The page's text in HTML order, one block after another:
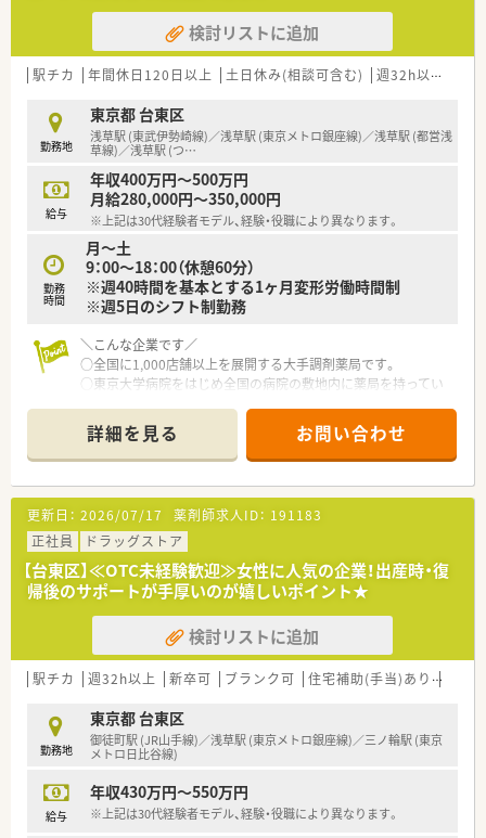
検討リストに追加
駅チカ 年間休日120日以上 土日休み(相談可含む) 週32h以上
勤務地
東京都 台東区
浅草駅 (東武伊勢崎線)／浅草駅 (東京メトロ銀座線)／浅草駅 (都営浅
草線)／浅草駅 (つ…
給与
年収400万円～500万円
月給280,000円～350,000円
※上記は30代経験者モデル、経験・役職により異なります。
勤務
時間
月～土
9：00～18：00（休憩60分）
※週40時間を基本とする1ヶ月変形労働時間制
※週5日のシフト制勤務
＼こんな企業です／
○全国に1,000店舗以上を展開する大手調剤薬局です。
○東京大学病院をはじめ全国の病院の敷地内に薬局を持ってい
病診薬連携を強化することで、地域にお住いの患者様に高度な医
療の提供を実現しています。
○全店「同一の機械・システム」を採用しており、且つ処方箋の応
需内容が多岐にわたる（敷地内・病院門前・医療モール・CL門前）
ので、スキルUPしたい方にはお勧めもです。
○長期就業＆自己研讃を続ける事で給与があがる仕組みになっ
ており、将来的に高年収も狙う事が出来ます。
○インターネットを使って処方薬の飲み方を遠隔指導する「オン
ライン服薬指導」、今後も病院の「敷地内薬局」の推進、女性客の
取り込みを狙う店舗でデザインの一新。
M&Aによる店舗拡大と業界のリーディングカンパニーとして成
長を続けています。
○どの店舗も、最新システムが整っています！
〇「社員第一主義」を掲げている同社では、福利厚生面が手厚く
年間休日120日以上、「連続休暇制度（年に1回、最大9連休を取得
できる制度）」等
してくれる制度が充実しています。
〇社員割引制度、財形貯蓄制度、スポーツジム優待等が受けられ
詳細を見る お問い合わせ
更新日： 2026/07/17 薬剤師求人ID： 191183
正社員
ドラッグストア
【台東区】≪OTC未経験歓迎≫女性に人気の企業！出産時・復
帰後のサポートが手厚いのが嬉しいポイント★
検討リストに追加
駅チカ 週32h以上 新卒可 ブランク可 住宅補助(手当)あり
勤務地
東京都 台東区
御徒町駅 (JR山手線)／浅草駅 (東京メトロ銀座線)／三ノ輪駅 (東京
メトロ日比谷線)
給与
年収430万円～550万円
※上記は30代経験者モデル、経験・役職により異なります。